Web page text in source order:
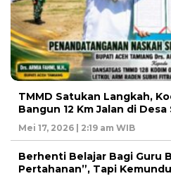
TMMD Satukan Langkah,
Bangun 12 Km Jalan di Desa
Mei 17, 2026 | 2:19 am WIB
Berhenti Belajar Bagi Guru
Pertahanan”, Tapi